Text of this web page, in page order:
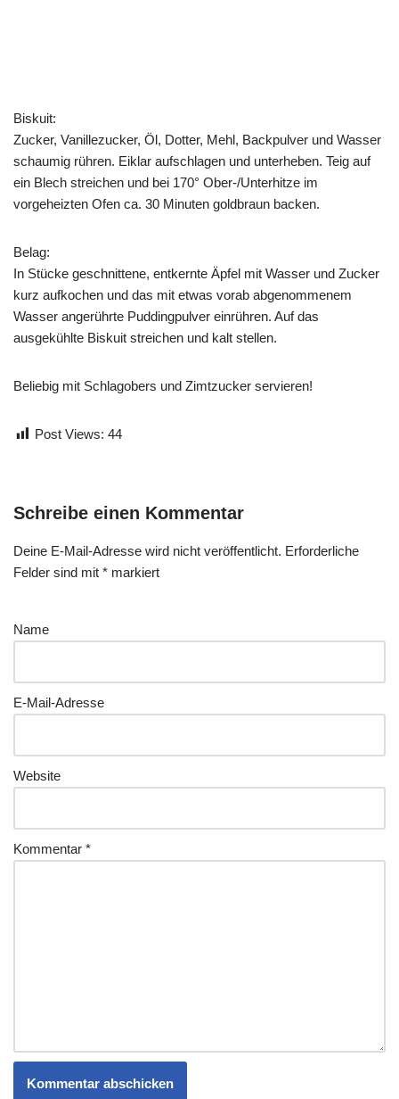
Biskuit:
Zucker, Vanillezucker, Öl, Dotter, Mehl, Backpulver und Wasser
schaumig rühren. Eiklar aufschlagen und unterheben. Teig auf
ein Blech streichen und bei 170° Ober-/Unterhitze im
vorgeheizten Ofen ca. 30 Minuten goldbraun backen.
Belag:
In Stücke geschnittene, entkernte Äpfel mit Wasser und Zucker
kurz aufkochen und das mit etwas vorab abgenommenem
Wasser angerührte Puddingpulver einrühren. Auf das
ausgekühlte Biskuit streichen und kalt stellen.
Beliebig mit Schlagobers und Zimtzucker servieren!
Post Views: 44
Schreibe einen Kommentar
Deine E-Mail-Adresse wird nicht veröffentlicht. Erforderliche
Felder sind mit * markiert
Name
E-Mail-Adresse
Website
Kommentar *